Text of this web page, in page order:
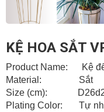
KỆ HOA SẮT
Product Name: Kệ
Material: Sắt
Size (cm):
Plating Color: Tự